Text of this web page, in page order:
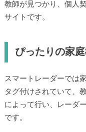
教師が見つかり、個人
サイトです。
ぴったりの家
スマートレーダーでは
タグ付けされていて、
によって行い、レーダ
です。